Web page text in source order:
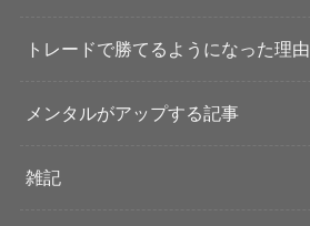
トレードで勝てるようになった理由
メンタルがアップする記事
雑記